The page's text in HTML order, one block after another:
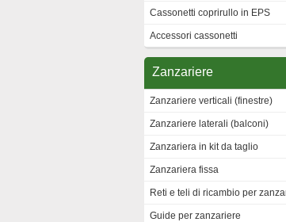
Cassonetti coprirullo in EPS
Accessori cassonetti
Zanzariere
Zanzariere verticali (finestre)
Zanzariere laterali (balconi)
Zanzariera in kit da taglio
Zanzariera fissa
Reti e teli di ricambio per
Guide per zanzariere